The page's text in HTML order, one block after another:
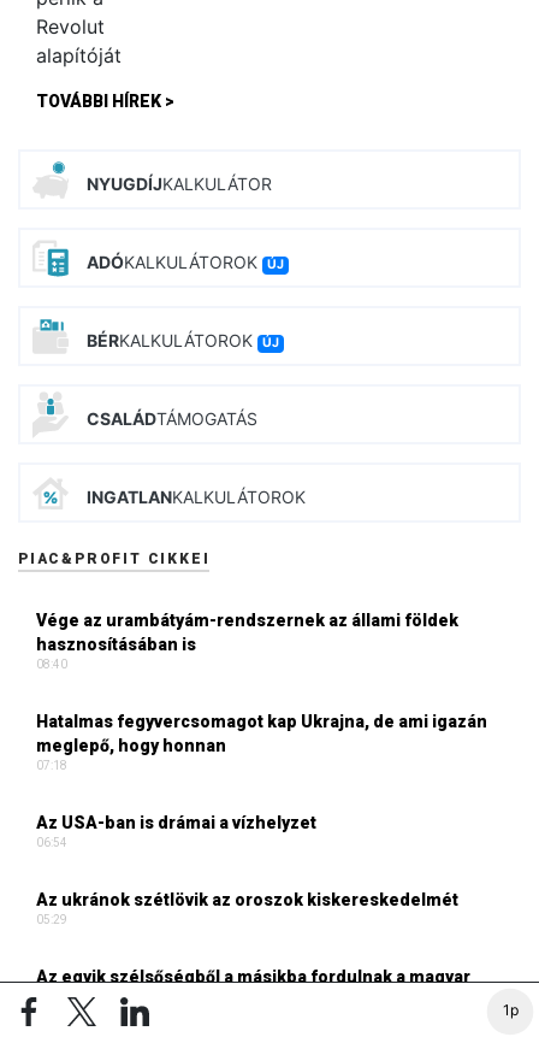
1p
TOVÁBBI HÍREK >
NYUGDÍJKALKULÁTOR
ADÓKALKULÁTOROK ÚJ
BÉRKALKULÁTOROK ÚJ
CSALÁDTÁMOGATÁS
INGATLANKALKULÁTOROK
PIAC&PROFIT CIKKEI
Vége az urambátyám-rendszernek az állami földek
hasznosításában is
08:40
Hatalmas fegyvercsomagot kap Ukrajna, de ami igazán
meglepő, hogy honnan
07:18
Az USA-ban is drámai a vízhelyzet
06:54
Az ukránok szétlövik az oroszok kiskereskedelmét
05:29
Az egyik szélsőségből a másikba fordulnak a magyar
befektetők, és még csak most indulunk el az euró felé